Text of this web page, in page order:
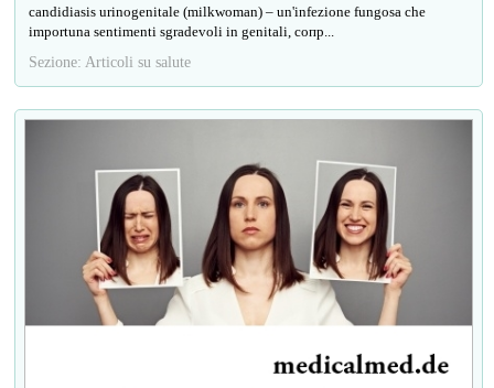
candidiasis urinogenitale (milkwoman) – un'infezione fungosa che
importuna sentimenti sgradevoli in genitali, сопр...
Sezione: Articoli su salute